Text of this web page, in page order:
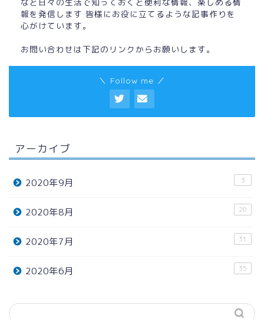
報を発信します 皆様にお役に立てるような記事作りを
心がけています。
お問い合わせは下記のリンクからお願いします。
＼ Follow me ／
アーカイブ
2020年9月 3
2020年8月 20
2020年7月 31
2020年6月 35